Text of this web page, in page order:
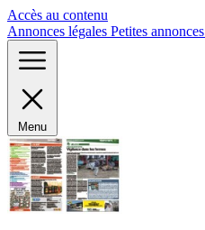
Accès au contenu
Annonces légales Petites annonces
Menu
Panneau de gestion des cookies